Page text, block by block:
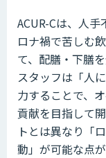
ACUR-Cは、人
ロナ禍で苦しむ
て、配膳・下膳
スタッフは「人
力することで、
貢献を目指して
トとは異なり「
動」が可能な点が